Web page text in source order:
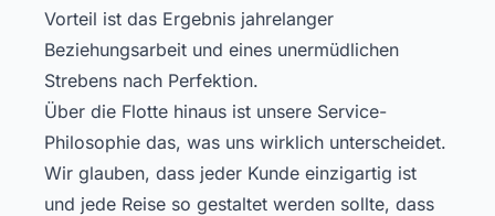
Vorteil ist das Ergebnis jahrelanger
Beziehungsarbeit und eines unermüdlichen
Strebens nach Perfektion.
Über die Flotte hinaus ist unsere Service-
Philosophie das, was uns wirklich unterscheidet.
Wir glauben, dass jeder Kunde einzigartig ist
und jede Reise so gestaltet werden sollte, dass